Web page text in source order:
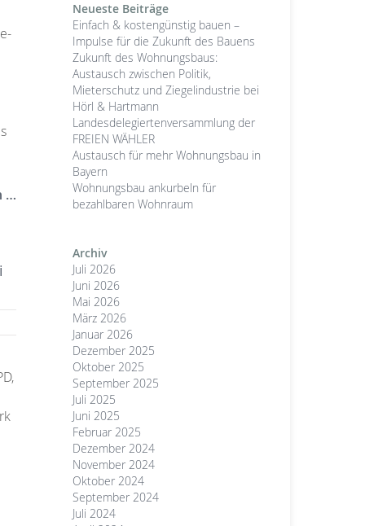
…
Neueste Beiträge
Einfach & kostengünstig bauen –
Impulse für die Zukunft des Bauens
Zukunft des Wohnungsbaus:
Austausch zwischen Politik,
Mieterschutz und Ziegelindustrie bei
Hörl & Hartmann
Landesdelegiertenversammlung der
FREIEN WÄHLER
Austausch für mehr Wohnungsbau in
Bayern
Wohnungsbau ankurbeln für
bezahlbaren Wohnraum
Archiv
Juli 2026
Juni 2026
Mai 2026
März 2026
Januar 2026
Dezember 2025
Oktober 2025
September 2025
Juli 2025
Juni 2025
Februar 2025
Dezember 2024
November 2024
Oktober 2024
September 2024
Juli 2024